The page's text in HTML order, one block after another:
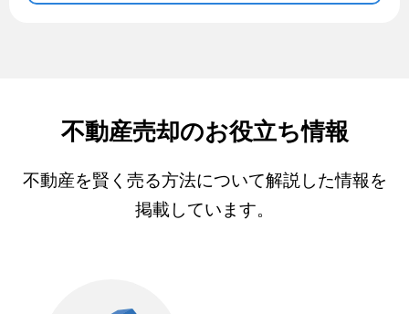
不動産売却のお役立ち情報
不動産を賢く売る方法について解説した情報を
掲載しています。